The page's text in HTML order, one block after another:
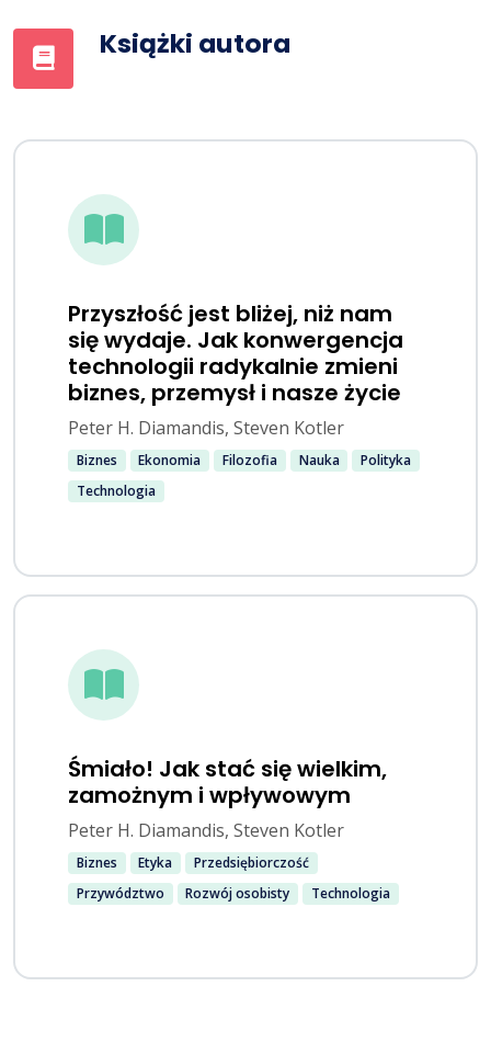
Książki autora
Przyszłość jest bliżej, niż nam
się wydaje. Jak konwergencja
technologii radykalnie zmieni
biznes, przemysł i nasze życie
Peter H. Diamandis, Steven Kotler
Biznes Ekonomia Filozofia Nauka
Polityka
Technologia
Śmiało! Jak stać się wielkim,
zamożnym i wpływowym
Peter H. Diamandis, Steven Kotler
Biznes Etyka
Przedsiębiorczość
Przywództwo
Rozwój osobisty Technologia